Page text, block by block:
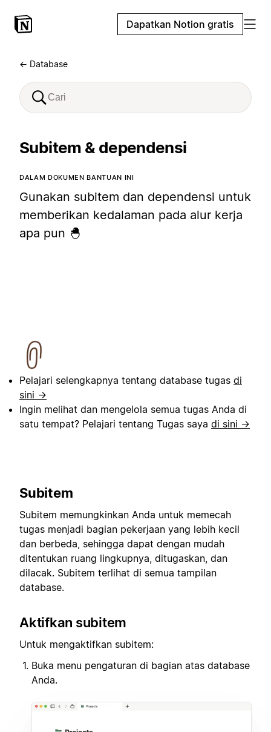
Dapatkan Notion gratis
← Database
Subitem & dependensi
DALAM DOKUMEN BANTUAN INI
Gunakan subitem dan dependensi untuk
memberikan kedalaman pada alur kerja
apa pun 🐣
Pelajari selengkapnya tentang database tugas di
sini →
Ingin melihat dan mengelola semua tugas Anda di
satu tempat? Pelajari tentang Tugas saya di sini →
Subitem
Subitem memungkinkan Anda untuk memecah
tugas menjadi bagian pekerjaan yang lebih kecil
dan berbeda, sehingga dapat dengan mudah
ditentukan ruang lingkupnya, ditugaskan, dan
dilacak. Subitem terlihat di semua tampilan
database.
Aktifkan subitem
Untuk mengaktifkan subitem:
Buka menu pengaturan di bagian atas database
Anda.